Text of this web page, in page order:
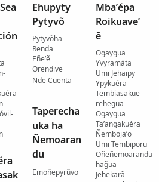
Ehupyty
Pytyvõ
Pytyvõha
Renda
Eñe’ẽ
Orendive
Nde Cuenta
Taperecha
uka ha
Ñemoaran
du
Emoñepyrũvo
Mba’épa
Roikuave’
ẽ
Ogaygua
Yvyramáta
Umi Jehaipy
Ypykuéra
Tembiasakue
rehegua
Ogaygua
Ta’angakuéra
Ñemboja’o
Umi Tembiporu
Oñeñemoarandu
hag̃ua
Jehekarã